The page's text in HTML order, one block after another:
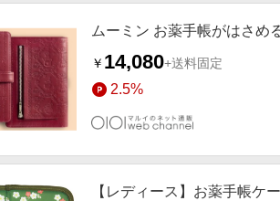
ムーミン お薬手帳がはさめ
￥ 14,080+送料固定
2.5%
【レディース】お薬手帳ケ